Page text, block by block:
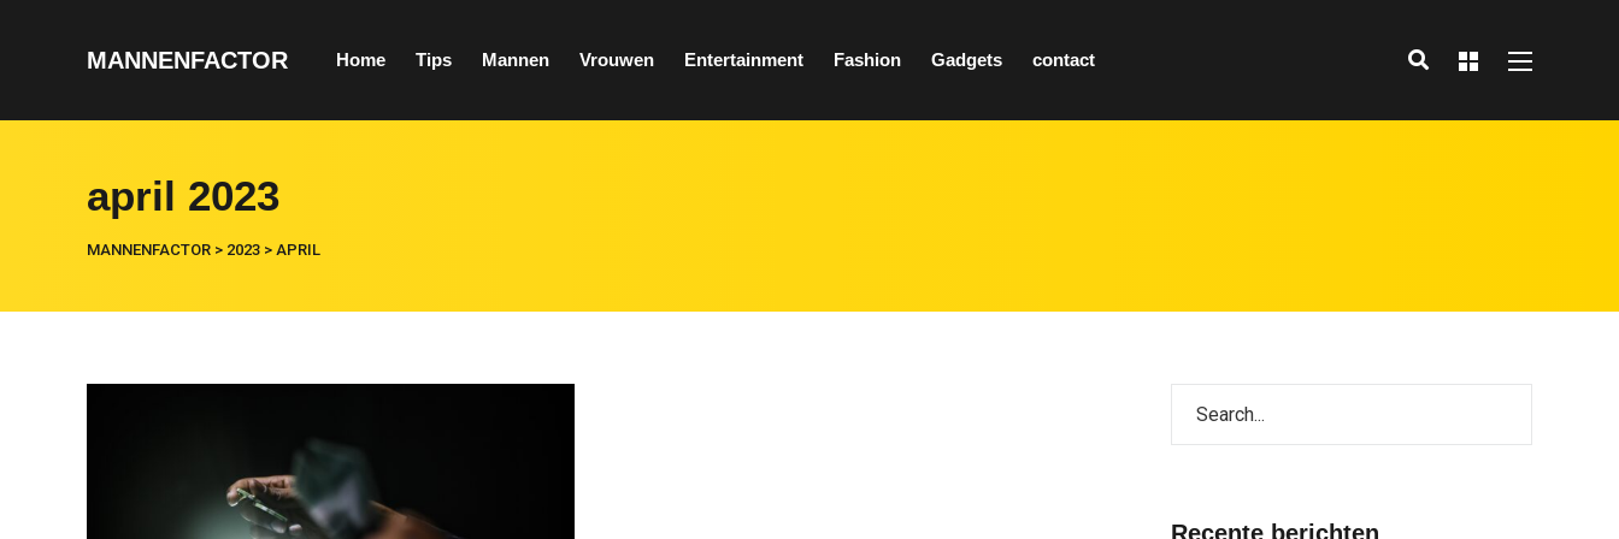
MANNENFACTOR Home Tips Mannen Vrouwen Entertainment Fashion Gadgets contact
april 2023
MANNENFACTOR > 2023 > APRIL
Recente berichten